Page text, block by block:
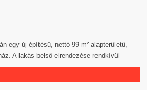
egy új építésű, nettó 99 m² alapterületű,
A lakás belső elrendezése rendkívül
4 hálószoba, fürdőszoba, külön WC